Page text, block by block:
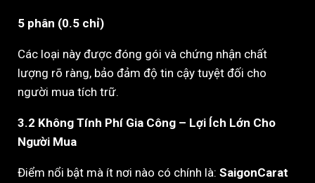
5 phân (0.5 chỉ)
Các loại này được đóng gói và chứng nhận chất
lượng rõ ràng, bảo đảm độ tin cậy tuyệt đối cho
người mua tích trữ.
3.2 Không Tính Phí Gia Công – Lợi Ích Lớn Cho
Người Mua
Điểm nổi bật mà ít nơi nào có chính là: SaigonCarat